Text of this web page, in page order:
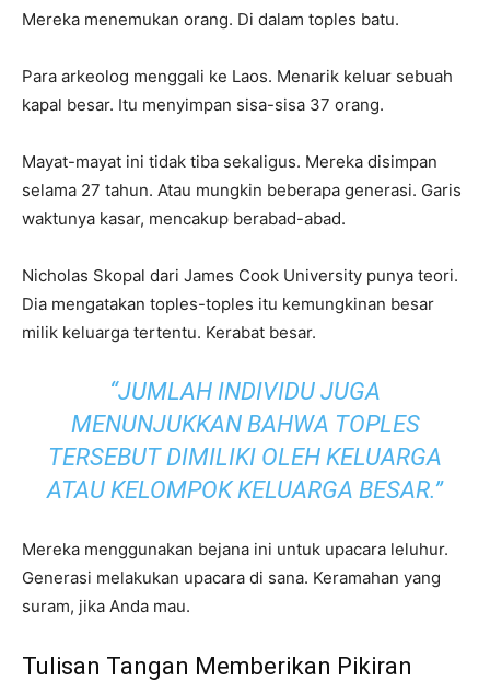
Mereka menemukan orang. Di dalam toples batu.
Para arkeolog menggali ke Laos. Menarik keluar sebuah
kapal besar. Itu menyimpan sisa-sisa 37 orang.
Mayat-mayat ini tidak tiba sekaligus. Mereka disimpan
selama 27 tahun. Atau mungkin beberapa generasi. Garis
waktunya kasar, mencakup berabad-abad.
Nicholas Skopal dari James Cook University punya teori.
Dia mengatakan toples-toples itu kemungkinan besar
milik keluarga tertentu. Kerabat besar.
“JUMLAH INDIVIDU JUGA
MENUNJUKKAN BAHWA TOPLES
TERSEBUT DIMILIKI OLEH KELUARGA
ATAU KELOMPOK KELUARGA BESAR.”
Mereka menggunakan bejana ini untuk upacara leluhur.
Generasi melakukan upacara di sana. Keramahan yang
suram, jika Anda mau.
Tulisan Tangan Memberikan Pikiran